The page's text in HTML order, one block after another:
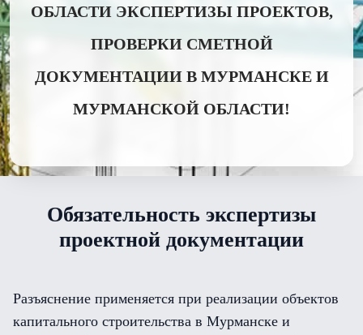
ОБЛАСТИ ЭКСПЕРТИЗЫ ПРОЕКТОВ,
ПРОВЕРКИ СМЕТНОЙ
ДОКУМЕНТАЦИИ В МУРМАНСКЕ И
МУРМАНСКОЙ ОБЛАСТИ!
Обязательность экспертизы
проектной документации
Разъяснение применяется при реализации объектов
капитального строительства в Мурманске и